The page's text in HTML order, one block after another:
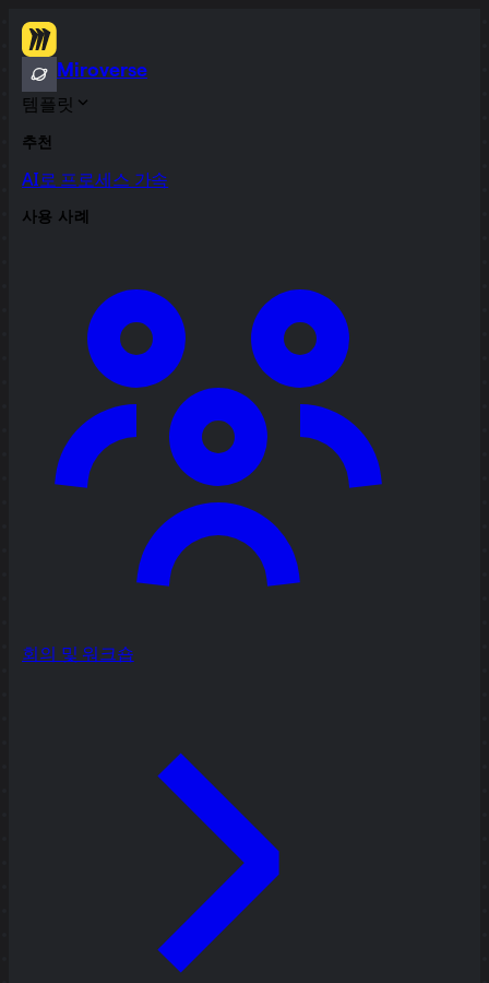
Miroverse
템플릿
추천
AI로 프로세스 가속
사용 사례
회의 및 워크숍